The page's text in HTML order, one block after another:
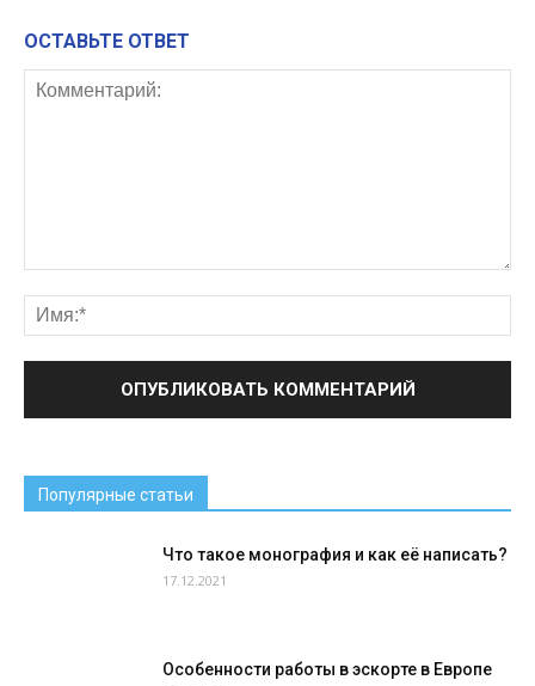
ОСТАВЬТЕ ОТВЕТ
Популярные статьи
Что такое монография и как её написать?
17.12.2021
Особенности работы в эскорте в Европе